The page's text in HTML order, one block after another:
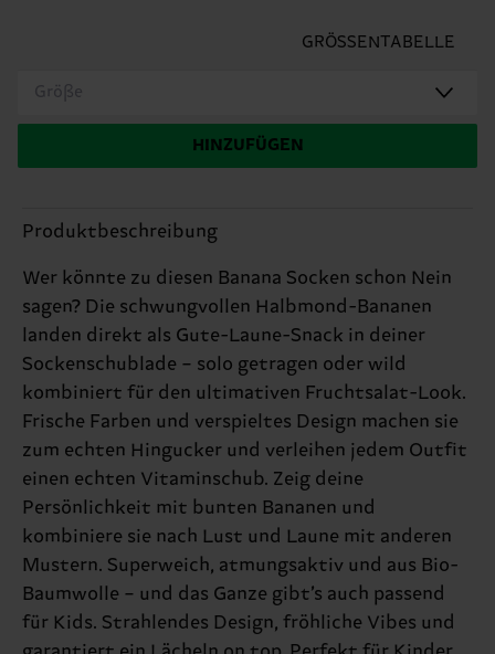
GRÖSSENTABELLE
Größe
HINZUFÜGEN
Produktbeschreibung
Wer könnte zu diesen Banana Socken schon Nein
sagen? Die schwungvollen Halbmond-Bananen
landen direkt als Gute-Laune-Snack in deiner
Sockenschublade – solo getragen oder wild
kombiniert für den ultimativen Fruchtsalat-Look.
Frische Farben und verspieltes Design machen sie
zum echten Hingucker und verleihen jedem Outfit
einen echten Vitaminschub. Zeig deine
Persönlichkeit mit bunten Bananen und
kombiniere sie nach Lust und Laune mit anderen
Mustern. Superweich, atmungsaktiv und aus Bio-
Baumwolle – und das Ganze gibt’s auch passend
für Kids. Strahlendes Design, fröhliche Vibes und